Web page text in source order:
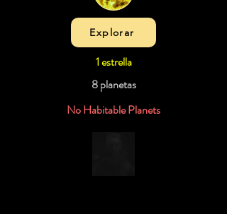
Explorar
1 estrella
8 planetas
No Habitable Planets